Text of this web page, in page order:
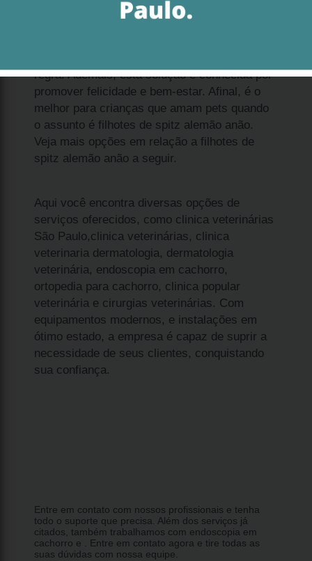
regra. Ademais, esta solução é conhecida por
promover felicidade e bem-estar. Afinal, é o
melhor para crianças que amam pets quando
o assunto é filhotes de spitz alemão anão.
Veja mais opções em relação a filhotes de
spitz alemão anão a seguir.
Aqui você encontra diversas opções de
serviços oferecidos, como clinica veterinárias
São Paulo,clinica veterinárias, clinica
veterinaria dermatologia, dermatologia
veterinária, endoscopia em cachorro,
ortopedia para cachorro, clinica popular
veterinária e cirurgias veterinárias. Com
equipamentos modernos, e instalações em
ótimo estado, a empresa é capaz de suprir a
necessidade de seus clientes, conquistando
sua confiança.
Entre em contato com nossos profissionais e tenha
todo o suporte que precisa. Além dos serviços já
citados, também trabalhamos com endoscopia em
cachorro e . Entre em contato agora e tire todas as
suas dúvidas com nossa equipe.